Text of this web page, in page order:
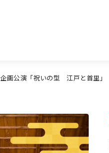
企画公演「祝いの型 江戸と首里」